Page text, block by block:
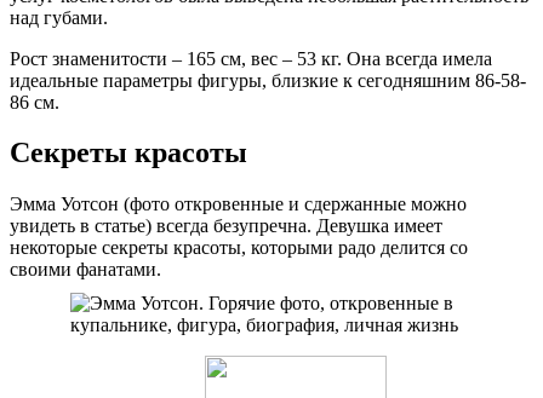
над губами.
Рост знаменитости – 165 см, вес – 53 кг. Она всегда имела
идеальные параметры фигуры, близкие к сегодняшним 86-58-
86 см.
Секреты красоты
Эмма Уотсон (фото откровенные и сдержанные можно
увидеть в статье) всегда безупречна. Девушка имеет
некоторые секреты красоты, которыми радо делится со
своими фанатами.